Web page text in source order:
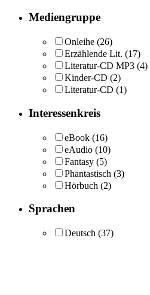
Mediengruppe
Onleihe (26)
Erzählende Lit. (17)
Literatur-CD MP3 (4)
Kinder-CD (2)
Literatur-CD (1)
Interessenkreis
eBook (16)
eAudio (10)
Fantasy (5)
Phantastisch (3)
Hörbuch (2)
Sprachen
Deutsch (37)